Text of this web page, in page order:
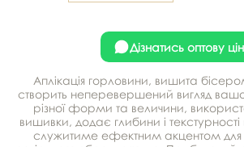
Дізнатись оптову
Аплікація горловини, вишита
створить неперевершений вигляд
різної форми та величини,
вишивки, додає глибини і текстурності
служитиме ефектним акцентом для